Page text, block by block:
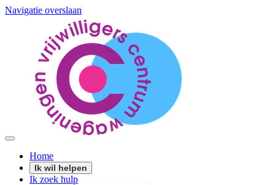
Navigatie overslaan
Home
Ik wil helpen
Ik zoek hulp